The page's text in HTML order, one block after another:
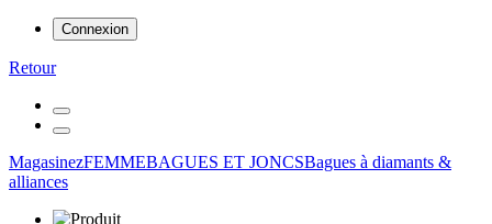
Connexion
Retour
MagasinezFEMMEBAGUES ET JONCSBagues à diamants &
alliances